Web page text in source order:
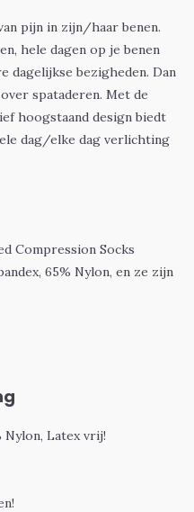
pijn in zijn/haar benen.
hele dagen op je benen
dagelijkse bezigheden. Dan
spataderen. Met de
hoogstaand design biedt
dag/elke dag verlichting
Compression Socks
65% Nylon, en ze zijn
Nylon, Latex vrij!